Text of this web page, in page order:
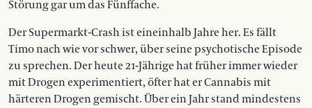
Störung gar um das Fünffache.
Der Supermarkt-Crash ist eineinhalb Jahre her. Es fällt
Timo nach wie vor schwer, über seine psychotische Episode
zu sprechen. Der heute 21-Jährige hat früher immer wieder
mit Drogen experimentiert, öfter hat er Cannabis mit
härteren Drogen gemischt. Über ein Jahr stand mindestens